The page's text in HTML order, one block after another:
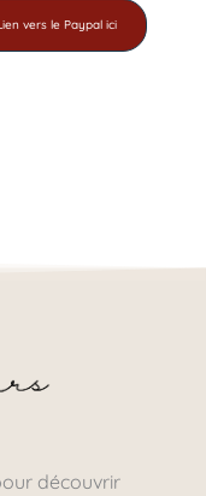
vers le Paypal ici
découvrir